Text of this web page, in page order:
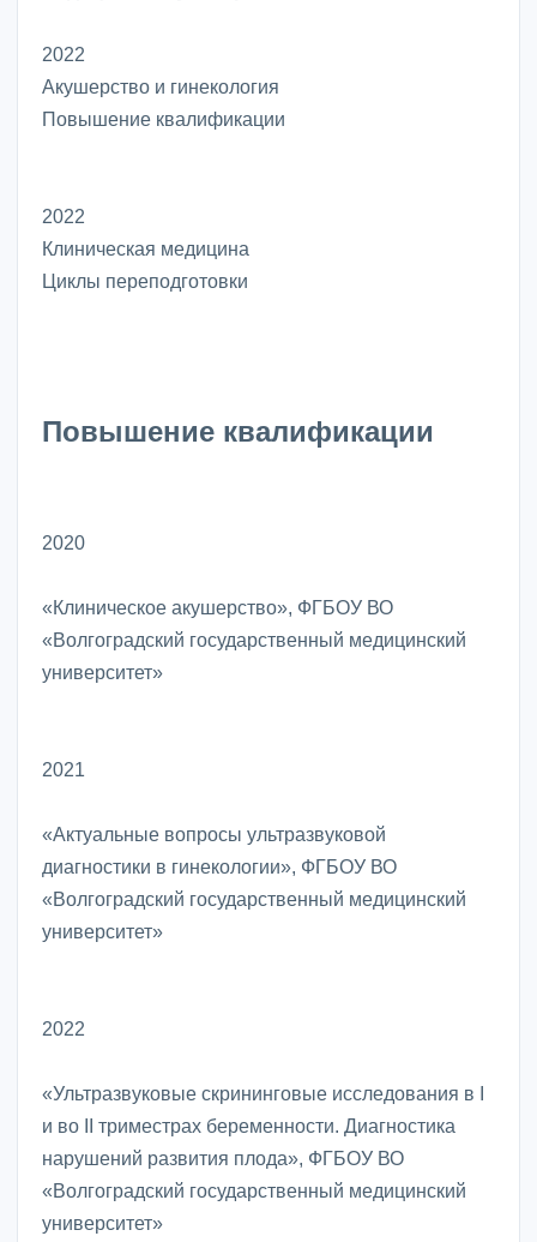
2022
Акушерство и гинекология
Повышение квалификации
2022
Клиническая медицина
Циклы переподготовки
Повышение квалификации
2020
«Клиническое акушерство», ФГБОУ ВО
«Волгоградский государственный медицинский
университет»
2021
«Актуальные вопросы ультразвуковой
диагностики в гинекологии», ФГБОУ ВО
«Волгоградский государственный медицинский
университет»
2022
«Ультразвуковые скрининговые исследования в I
и во II триместрах беременности. Диагностика
нарушений развития плода», ФГБОУ ВО
«Волгоградский государственный медицинский
университет»